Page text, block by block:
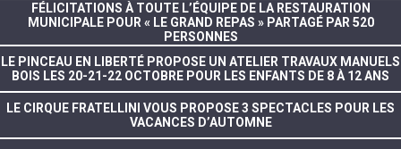
FÉLICITATIONS À TOUTE L’ÉQUIPE DE LA RESTAURATION
MUNICIPALE POUR « LE GRAND REPAS » PARTAGÉ PAR 520
PERSONNES
LE PINCEAU EN LIBERTÉ PROPOSE UN ATELIER TRAVAUX MANUELS
BOIS LES 20-21-22 OCTOBRE POUR LES ENFANTS DE 8 À 12 ANS
LE CIRQUE FRATELLINI VOUS PROPOSE 3 SPECTACLES POUR LES
VACANCES D’AUTOMNE